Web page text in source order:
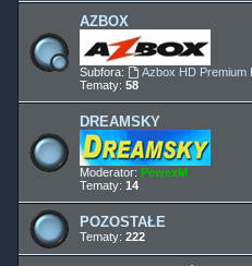
AZBOX
Subfora: Azbox HD Premium
Tematy: 58
DREAMSKY
Moderator: PewexM
Tematy: 14
POZOSTAŁE
Tematy: 222